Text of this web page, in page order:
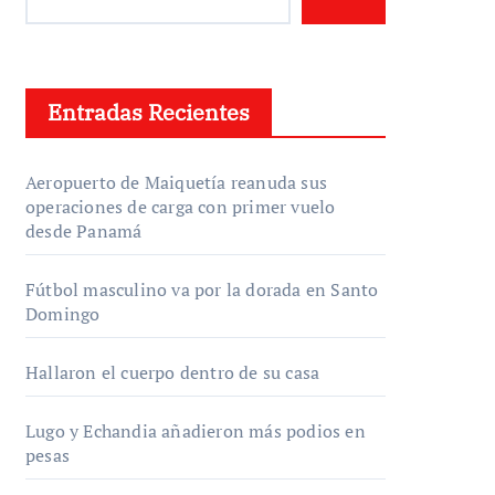
Entradas Recientes
Aeropuerto de Maiquetía reanuda sus
operaciones de carga con primer vuelo
desde Panamá
Fútbol masculino va por la dorada en Santo
Domingo
Hallaron el cuerpo dentro de su casa
Lugo y Echandia añadieron más podios en
pesas